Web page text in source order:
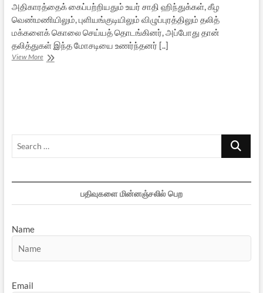
அதிகாரத்தைக் கைப்பற்றியதும் உயர் சாதி ஹிந்துக்கள், கீழ
வெண்மணியிலும், புளியங்குடியிலும் விழுப்புரத்திலும் தலித்
மக்களைக் கொலை செய்யத் தொடங்கினர், அப்போது தான்
தலித்துகள் இந்த மோசடியை உணர்ந்தனர் [..]
View Moreதலித்துகளும்
Search
பதிவுகளை மின்னஞ்சலில் பெற
Name
Email